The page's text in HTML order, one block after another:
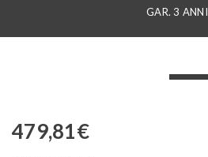
GAR. 3 ANNI
479,81€